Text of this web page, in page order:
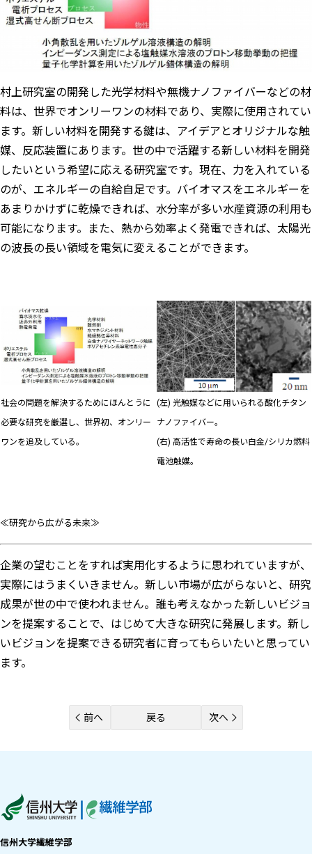
村上研究室の開発した光学材料や無機ナノファイバーなどの材
料は、世界でオンリーワンの材料であり、実際に使用されてい
ます。新しい材料を開発する鍵は、アイデアとオリジナルな触
媒、反応装置にあります。世の中で活躍する新しい材料を開発
したいという希望に応える研究室です。現在、力を入れている
のが、エネルギーの自給自足です。バイオマスをエネルギーを
あまりかけずに乾燥できれば、水分率が多い水産資源の利用も
可能になります。また、熱から効率よく発電できれば、太陽光
の波長の長い領域を電気に変えることができます。
社会の問題を解決するためにほんとうに
必要な研究を厳選し、世界初、オンリー
ワンを追及している。
(左) 光触媒などに用いられる酸化チタン
ナノファイバー。
(右) 高活性で寿命の長い白金/シリカ燃料
電池触媒。
≪研究から広がる未来≫
企業の望むことをすれば実用化するように思われていますが、
実際にはうまくいきません。新しい市場が広がらないと、研究
成果が世の中で使われません。誰も考えなかった新しいビジョ
ンを提案することで、はじめて大きな研究に発展します。新し
いビジョンを提案できる研究者に育ってもらいたいと思ってい
ます。
前へ 戻る 次へ
信州大学繊維学部